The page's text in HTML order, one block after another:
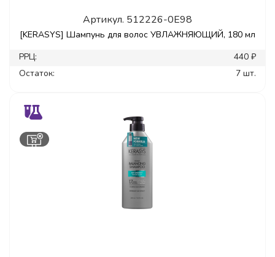
Артикул. 512226-0E98
[KERASYS] Шампунь для волос УВЛАЖНЯЮЩИЙ, 180 мл
РРЦ:
440 ₽
Остаток:
7 шт.